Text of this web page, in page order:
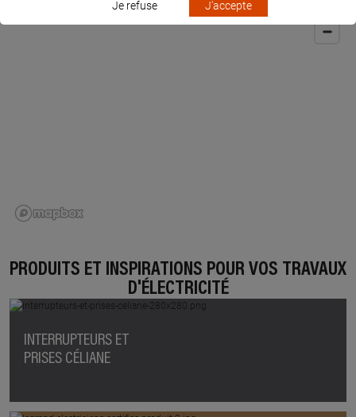
PRODUITS ET INSPIRATIONS POUR VOS TRAVAUX
D'ÉLECTRICITÉ
INTERRUPTEURS ET
PRISES CÉLIANE
Je refuse J'accepte